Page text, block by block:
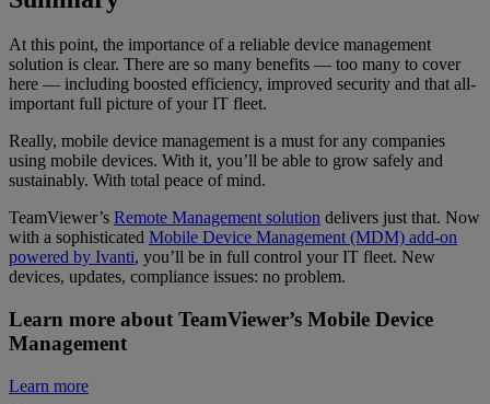
At this point, the importance of a reliable device management
solution is clear. There are so many benefits — too many to cover
here — including boosted efficiency, improved security and that all-
important full picture of your IT fleet.
Really, mobile device management is a must for any companies
using mobile devices. With it, you’ll be able to grow safely and
sustainably. With total peace of mind.
TeamViewer’s Remote Management solution delivers just that. Now
with a sophisticated Mobile Device Management (MDM) add-on
powered by Ivanti, you’ll be in full control your IT fleet. New
devices, updates, compliance issues: no problem.
Learn more about TeamViewer’s Mobile Device
Management
Learn more